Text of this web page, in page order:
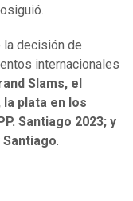
la decisión de
internacionales
Slams, el
plata en los
Santiago 2023; y
.